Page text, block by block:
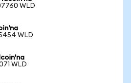
WLD
WLD
WLD